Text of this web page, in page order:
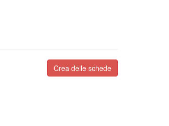
Crea delle schede